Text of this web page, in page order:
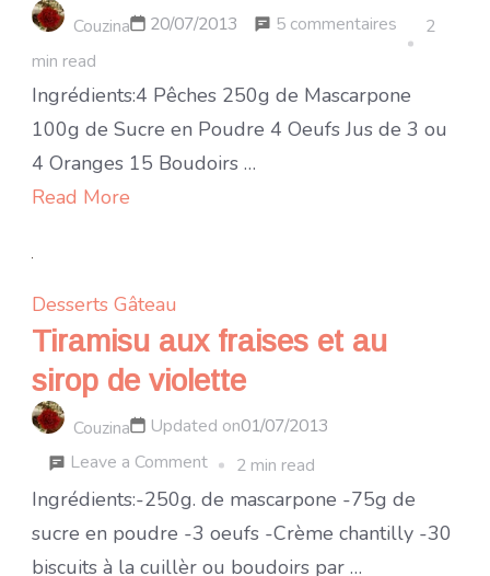
Couzina 20/07/2013 5 commentaires
à
la
2
min read
Ingrédients:4 Pêches 250g de Mascarpone
100g de Sucre en Poudre 4 Oeufs Jus de 3 ou
4 Oranges 15 Boudoirs …
Read More
Desserts Gâteau
Tiramisu aux fraises et au
sirop de violette
Couzina Updated on01/07/2013
Leave a Commenton
Tiramisu
aux
fraises
2 min read
Ingrédients:-250g. de mascarpone -75g de
sucre en poudre -3 oeufs -Crème chantilly -30
biscuits à la cuillèr ou boudoirs par …